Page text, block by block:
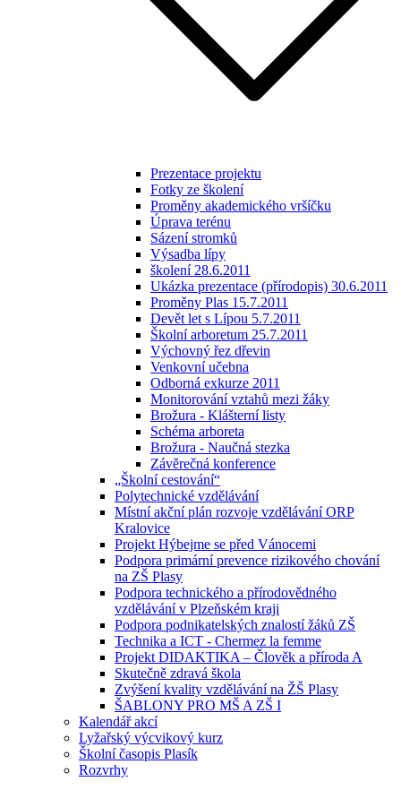
Prezentace projektu
Fotky ze školení
Proměny akademického vršíčku
Úprava terénu
Sázení stromků
Výsadba lípy
školení 28.6.2011
Ukázka prezentace (přírodopis) 30.6.2011
Proměny Plas 15.7.2011
Devět let s Lípou 5.7.2011
Školní arboretum 25.7.2011
Výchovný řez dřevin
Venkovní učebna
Odborná exkurze 2011
Monitorování vztahů mezi žáky
Brožura - Klášterní listy
Schéma arboreta
Brožura - Naučná stezka
Závěrečná konference
„Školní cestování“
Polytechnické vzdělávání
Místní akční plán rozvoje vzdělávání ORP
Kralovice
Projekt Hýbejme se před Vánocemi
Podpora primární prevence rizikového chování
na ZŠ Plasy
Podpora technického a přírodovědného
vzdělávání v Plzeňském kraji
Podpora podnikatelských znalostí žáků ZŠ
Technika a ICT - Chermez la femme
Projekt DIDAKTIKA – Člověk a příroda A
Skutečně zdravá škola
Zvýšení kvality vzdělávání na ŽŠ Plasy
ŠABLONY PRO MŠ A ZŠ I
Kalendář akcí
Lyžařský výcvikový kurz
Školní časopis Plasík
Rozvrhy